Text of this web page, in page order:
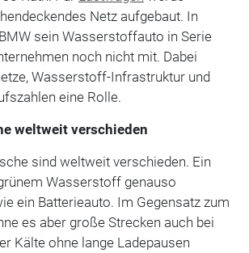
Netz aufgebaut. In
sein Wasserstoffauto in Serie
noch nicht mit. Dabei
Wasserstoff-Infrastruktur und
eine Rolle.
weltweit verschieden
sind weltweit verschieden. Ein
Wasserstoff genauso
ein Batterieauto. Im Gegensatz zum
es aber große Strecken auch bei
Kälte ohne lange Ladepausen